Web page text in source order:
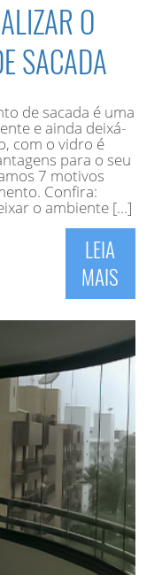
O
SACADA
de sacada é uma
e ainda deixá-
com o vidro é
para o seu
7 motivos
Confira:
o ambiente […]
LEIA
MAIS